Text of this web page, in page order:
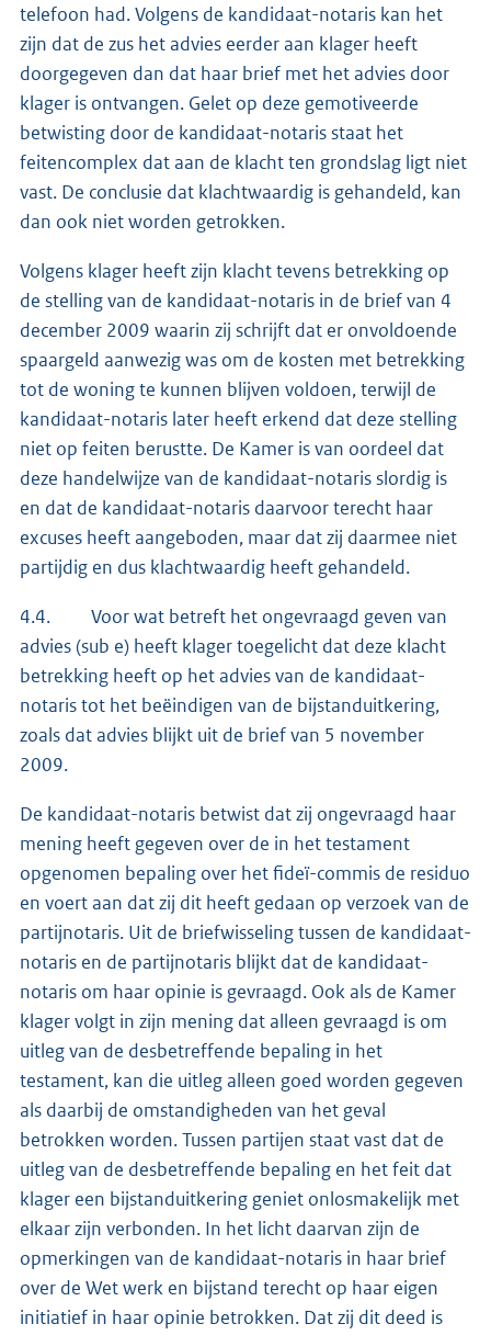
telefoon had. Volgens de kandidaat-notaris kan het
zijn dat de zus het advies eerder aan klager heeft
doorgegeven dan dat haar brief met het advies door
klager is ontvangen. Gelet op deze gemotiveerde
betwisting door de kandidaat-notaris staat het
feitencomplex dat aan de klacht ten grondslag ligt niet
vast. De conclusie dat klachtwaardig is gehandeld, kan
dan ook niet worden getrokken.
Volgens klager heeft zijn klacht tevens betrekking op
de stelling van de kandidaat-notaris in de brief van 4
december 2009 waarin zij schrijft dat er onvoldoende
spaargeld aanwezig was om de kosten met betrekking
tot de woning te kunnen blijven voldoen, terwijl de
kandidaat-notaris later heeft erkend dat deze stelling
niet op feiten berustte. De Kamer is van oordeel dat
deze handelwijze van de kandidaat-notaris slordig is
en dat de kandidaat-notaris daarvoor terecht haar
excuses heeft aangeboden, maar dat zij daarmee niet
partijdig en dus klachtwaardig heeft gehandeld.
4.4. Voor wat betreft het ongevraagd geven van
advies (sub e) heeft klager toegelicht dat deze klacht
betrekking heeft op het advies van de kandidaat-
notaris tot het beëindigen van de bijstanduitkering,
zoals dat advies blijkt uit de brief van 5 november
2009.
De kandidaat-notaris betwist dat zij ongevraagd haar
mening heeft gegeven over de in het testament
opgenomen bepaling over het fideï-commis de residuo
en voert aan dat zij dit heeft gedaan op verzoek van de
partijnotaris. Uit de briefwisseling tussen de kandidaat-
notaris en de partijnotaris blijkt dat de kandidaat-
notaris om haar opinie is gevraagd. Ook als de Kamer
klager volgt in zijn mening dat alleen gevraagd is om
uitleg van de desbetreffende bepaling in het
testament, kan die uitleg alleen goed worden gegeven
als daarbij de omstandigheden van het geval
betrokken worden. Tussen partijen staat vast dat de
uitleg van de desbetreffende bepaling en het feit dat
klager een bijstanduitkering geniet onlosmakelijk met
elkaar zijn verbonden. In het licht daarvan zijn de
opmerkingen van de kandidaat-notaris in haar brief
over de Wet werk en bijstand terecht op haar eigen
initiatief in haar opinie betrokken. Dat zij dit deed is